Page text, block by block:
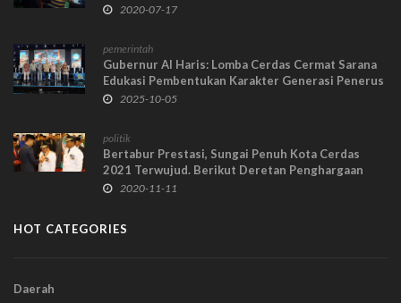
2020-07-17
pemerintah
Gubernur Al Haris: Lomba Cerdas Cermat Sarana
Edukasi Pembentukan Karakter Generasi Penerus
2025-10-05
politik
Bertabur Prestasi, Sungai Penuh Kota Cerdas
2021 Terwujud. Berikut Deretan Penghargaan
yang Diraih AJB - Zulhelmi
2020-11-11
HOT CATEGORIES
Daerah